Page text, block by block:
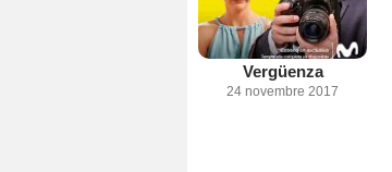
Vergüenza
24 novembre 2017